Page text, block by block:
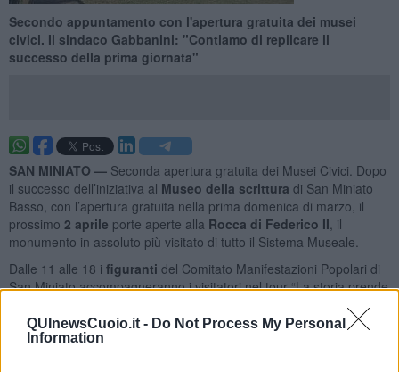
QUInewsCuoio.it - Do Not Process My Personal
Information
Secondo appuntamento con l'apertura gratuita dei musei
civici. Il sindaco Gabbanini: "Contiamo di replicare il
successo della prima giornata"
SAN MINIATO — Seconda apertura gratuita dei Musei Civici. Dopo
il successo dell’iniziativa al Museo della scrittura di San Miniato
Basso, con l’apertura gratuita nella prima domenica di marzo, il
prossimo 2 aprile porte aperte alla Rocca di Federico II , il
monumento in assoluto più visitato di tutto il Sistema Museale.
Dalle 11 alle 18 i figuranti del Comitato Manifestazioni Popolari di
San Miniato accompagneranno i visitatori nel tour “La storia prende